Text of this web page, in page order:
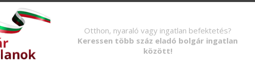
Otthon, nyaraló vagy ingatlan befektetés?
Keressen több száz eladó bolgár ingatlan
között!